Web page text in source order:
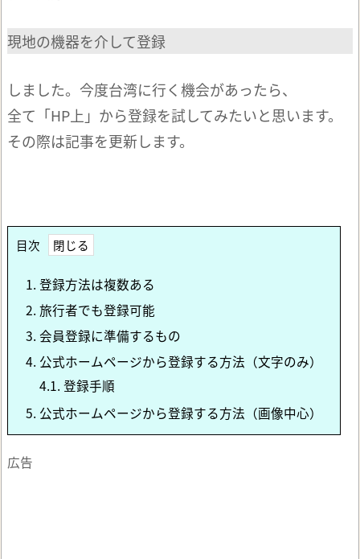
現地の機器を介して登録
しました。今度台湾に行く機会があったら、
全て「HP上」から登録を試してみたいと思います。
その際は記事を更新します。
目次
1. 登録方法は複数ある
2. 旅行者でも登録可能
3. 会員登録に準備するもの
4. 公式ホームページから登録する方法（文字のみ）
4.1. 登録手順
5. 公式ホームページから登録する方法（画像中心）
広告